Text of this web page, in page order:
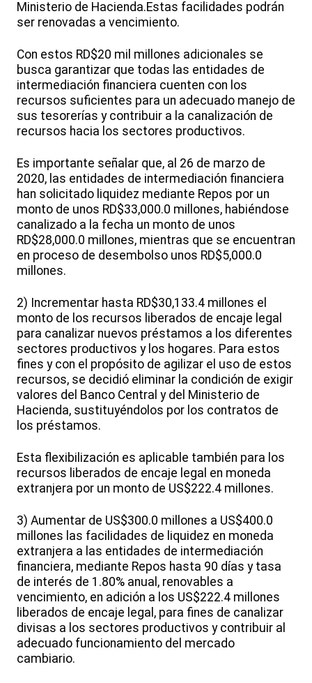
Ministerio de Hacienda.Estas facilidades podrán
ser renovadas a vencimiento.
Con estos RD$20 mil millones adicionales se
busca garantizar que todas las entidades de
intermediación financiera cuenten con los
recursos suficientes para un adecuado manejo de
sus tesorerías y contribuir a la canalización de
recursos hacia los sectores productivos.
Es importante señalar que, al 26 de marzo de
2020, las entidades de intermediación financiera
han solicitado liquidez mediante Repos por un
monto de unos RD$33,000.0 millones, habiéndose
canalizado a la fecha un monto de unos
RD$28,000.0 millones, mientras que se encuentran
en proceso de desembolso unos RD$5,000.0
millones.
2) Incrementar hasta RD$30,133.4 millones el
monto de los recursos liberados de encaje legal
para canalizar nuevos préstamos a los diferentes
sectores productivos y los hogares. Para estos
fines y con el propósito de agilizar el uso de estos
recursos, se decidió eliminar la condición de exigir
valores del Banco Central y del Ministerio de
Hacienda, sustituyéndolos por los contratos de
los préstamos.
Esta flexibilización es aplicable también para los
recursos liberados de encaje legal en moneda
extranjera por un monto de US$222.4 millones.
3) Aumentar de US$300.0 millones a US$400.0
millones las facilidades de liquidez en moneda
extranjera a las entidades de intermediación
financiera, mediante Repos hasta 90 días y tasa
de interés de 1.80% anual, renovables a
vencimiento, en adición a los US$222.4 millones
liberados de encaje legal, para fines de canalizar
divisas a los sectores productivos y contribuir al
adecuado funcionamiento del mercado
cambiario.